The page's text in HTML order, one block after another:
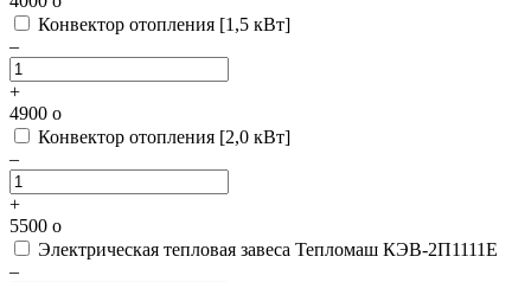
Конвектор отопления [1,5 кВт]
–
+
4900 o
Конвектор отопления [2,0 кВт]
–
+
5500 o
Электрическая тепловая завеса Тепломаш КЭВ-2П1111Е
–